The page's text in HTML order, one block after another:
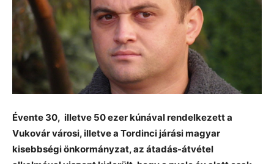
Évente 30, illetve 50 ezer kúnával rendelkezett a
Vukovár városi, illetve a Tordinci járási magyar
kisebbségi önkormányzat, az átadás-átvétel